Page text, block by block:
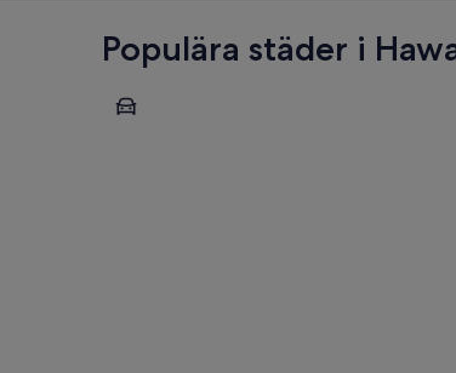
Populära städer i
Honolulu